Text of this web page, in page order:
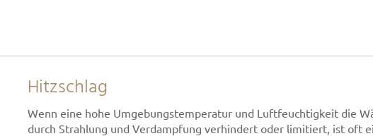
Hitzschlag
Wenn eine hohe Umgebungstemperatur und Luftfeuchtigkeit die
durch Strahlung und Verdampfung verhindert oder limitiert, ist oft